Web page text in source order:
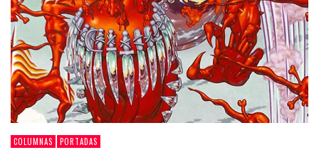
COLUMNAS PORTADAS